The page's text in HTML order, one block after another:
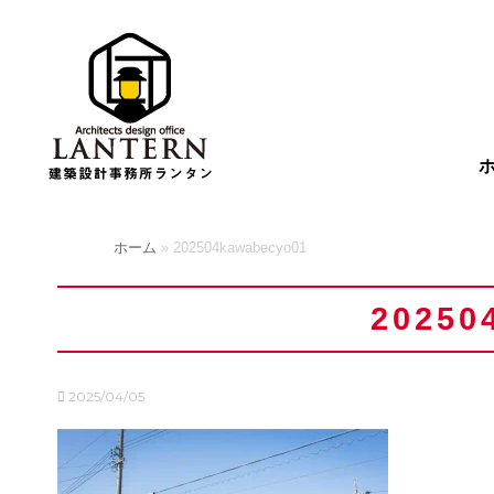
ホーム » 202504kawabecyo01
2025/04/05